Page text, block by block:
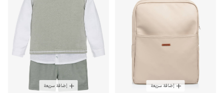
إضافة سريعة إضافة سريعة